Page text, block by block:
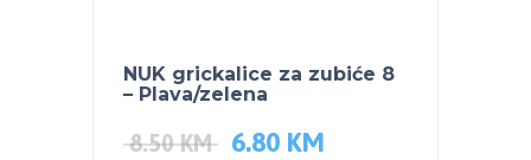
NUK grickalice za zubiće 8
– Plava/zelena
8.50KM 6.80 KM